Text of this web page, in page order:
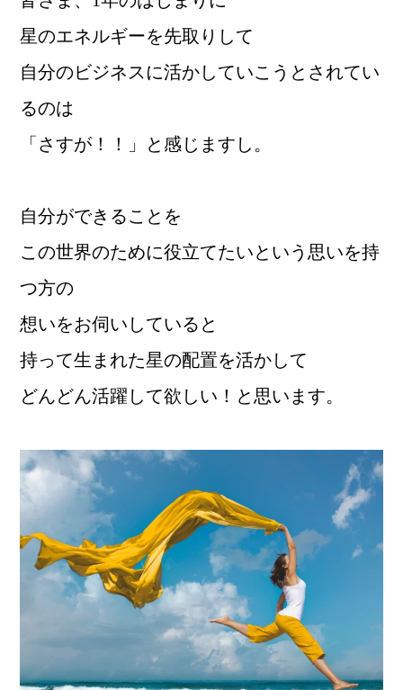
星のエネルギーを先取りして
自分のビジネスに活かしていこうとされてい
るのは
「さすが！！」と感じますし。
自分ができることを
この世界のために役立てたいという思いを持
つ方の
想いをお伺いしていると
持って生まれた星の配置を活かして
どんどん活躍して欲しい！と思います。